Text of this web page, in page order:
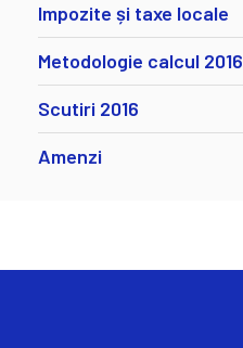
Impozite și taxe locale
Metodologie calcul 2016
Scutiri 2016
Amenzi